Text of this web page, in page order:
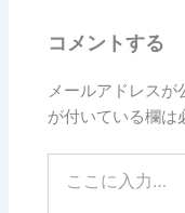
コメントする
メールアドレスが
が付いている欄は